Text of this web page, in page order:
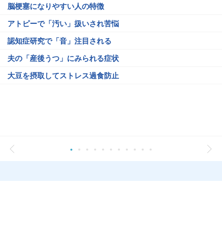
脳梗塞になりやすい人の特徴
アトピーで「汚い」扱いされ苦悩
認知症研究で「音」注目される
夫の「産後うつ」にみられる症状
大豆を摂取してストレス過食防止